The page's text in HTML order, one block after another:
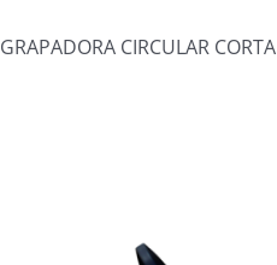
GRAPADORA CIRCULAR CORTA